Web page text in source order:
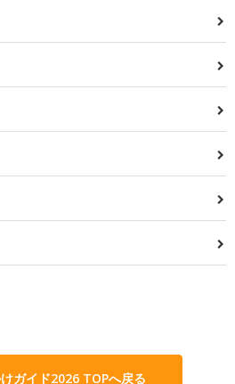
ガイド2026 TOPへ戻る